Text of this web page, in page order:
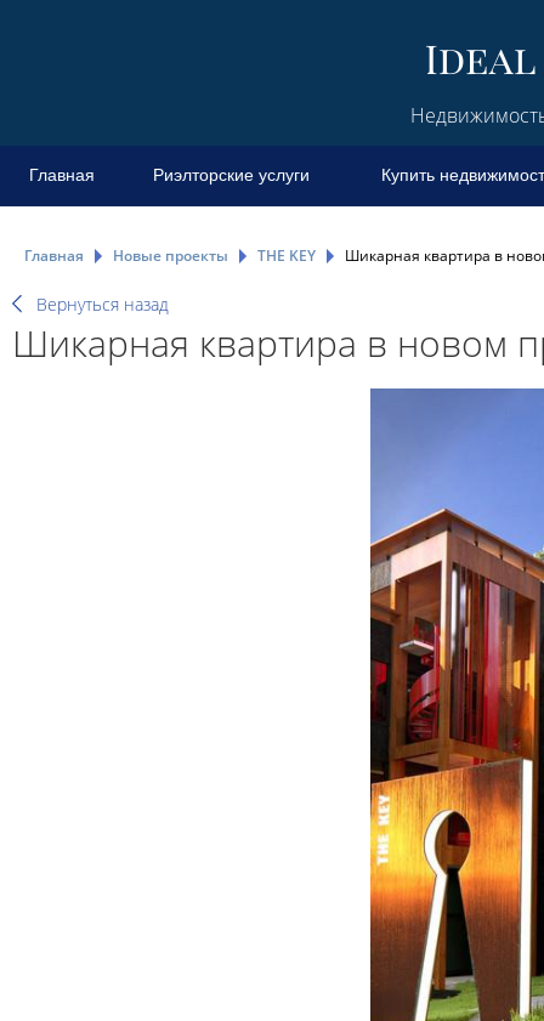
Главная Риэлторские услуги Купить
Главная Новые проекты THE KEY Шикарная квартира в
Вернуться назад
Шикарная квартира в новом